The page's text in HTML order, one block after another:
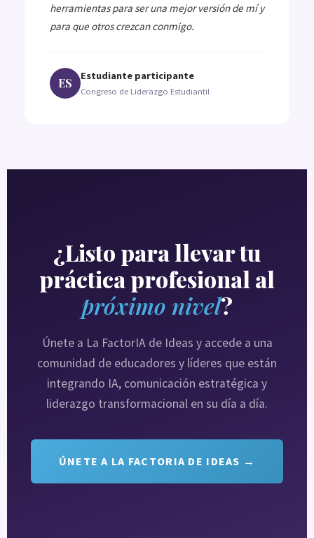
herramientas para ser una mejor versión de mí y
para que otros crezcan conmigo.
ES Estudiante participante
Congreso de Liderazgo Estudiantil
¿Listo para llevar tu
práctica profesional al
próximo nivel?
Únete a La FactorIA de Ideas y accede a una
comunidad de educadores y líderes que están
integrando IA, comunicación estratégica y
liderazgo transformacional en su día a día.
ÚNETE A LA FACTORIA DE IDEAS →